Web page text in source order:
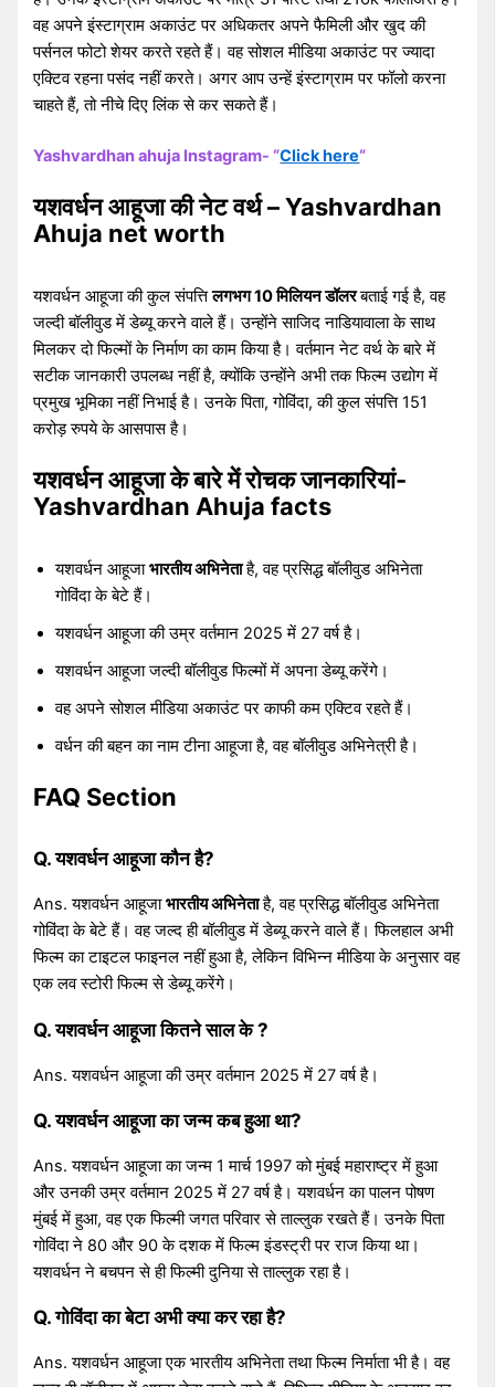
वह अपने इंस्टाग्राम अकाउंट पर अधिकतर अपने फैमिली और खुद की
पर्सनल फोटो शेयर करते रहते हैं। वह सोशल मीडिया अकाउंट पर ज्यादा
एक्टिव रहना पसंद नहीं करते। अगर आप उन्हें इंस्टाग्राम पर फॉलो करना
चाहते हैं, तो नीचे दिए लिंक से कर सकते हैं।
Yashvardhan ahuja Instagram- “Click here“
यशवर्धन आहूजा की नेट वर्थ – Yashvardhan
Ahuja net worth
यशवर्धन आहूजा की कुल संपत्तिलगभग 10 मिलियन डॉलरबताई गई है, वह
जल्दी बॉलीवुड में डेब्यू करने वाले हैं। उन्होंने साजिद नाडियावाला के साथ
मिलकर दो फिल्मों के निर्माण का काम किया है। वर्तमान नेट वर्थ के बारे में
सटीक जानकारी उपलब्ध नहीं है, क्योंकि उन्होंने अभी तक फिल्म उद्योग में
प्रमुख भूमिका नहीं निभाई है। उनके पिता, गोविंदा, की कुल संपत्ति 151
करोड़ रुपये के आसपास है।
यशवर्धन आहूजा के बारे में रोचक जानकारियां-
Yashvardhan Ahuja facts
यशवर्धन आहूजाभारतीय अभिनेताहै, वह प्रसिद्ध बॉलीवुड अभिनेता
गोविंदा के बेटे हैं।
यशवर्धन आहूजा की उम्र वर्तमान 2025 में 27 वर्ष है।
यशवर्धन आहूजा जल्दी बॉलीवुड फिल्मों में अपना डेब्यू करेंगे।
वह अपने सोशल मीडिया अकाउंट पर काफी कम एक्टिव रहते हैं।
वर्धन की बहन का नाम टीना आहूजा है, वह बॉलीवुड अभिनेत्री है।
FAQ Section
Q. यशवर्धन आहूजा कौन है?
Ans. यशवर्धन आहूजाभारतीय अभिनेताहै, वह प्रसिद्ध बॉलीवुड अभिनेता
गोविंदा के बेटे हैं। वह जल्द ही बॉलीवुड में डेब्यू करने वाले हैं। फिलहाल अभी
फिल्म का टाइटल फाइनल नहीं हुआ है, लेकिन विभिन्न मीडिया के अनुसार वह
एक लव स्टोरी फिल्म से डेब्यू करेंगे।
Q. यशवर्धन आहूजा कितने साल के ?
Ans. यशवर्धन आहूजा की उम्र वर्तमान 2025 में 27 वर्ष है।
Q. यशवर्धन आहूजा का जन्म कब हुआ था?
Ans. यशवर्धन आहूजा का जन्म 1 मार्च 1997 को मुंबई महाराष्ट्र में हुआ
और उनकी उम्र वर्तमान 2025 में 27 वर्ष है। यशवर्धन का पालन पोषण
मुंबई में हुआ, वह एक फिल्मी जगत परिवार से ताल्लुक रखते हैं। उनके पिता
गोविंदा ने 80 और 90 के दशक में फिल्म इंडस्ट्री पर राज किया था।
यशवर्धन ने बचपन से ही फिल्मी दुनिया से ताल्लुक रहा है।
Q. गोविंदा का बेटा अभी क्या कर रहा है?
Ans. यशवर्धन आहूजा एक भारतीय अभिनेता तथा फिल्म निर्माता भी है। वह